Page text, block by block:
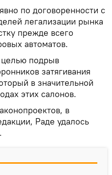
по договоренности с
легализации рынка
прежде всего
автоматов.
подрыв
затягивания
в значительной
этих салонов.
в
Раде удалось